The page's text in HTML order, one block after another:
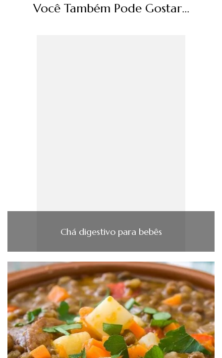
Você Também Pode Gostar...
Chá digestivo para bebês